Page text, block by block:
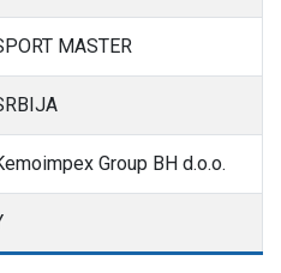
MASTER
Group BH d.o.o.